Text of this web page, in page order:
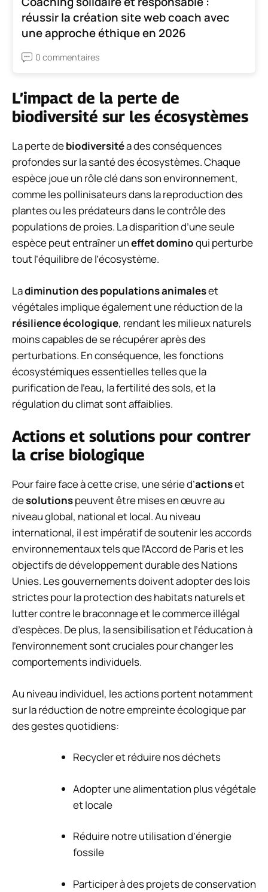
réussir la création site web coach avec
une approche éthique en 2026
0 commentaires
L’impact de la perte de
biodiversité sur les écosystèmes
La perte debiodiversitéa des conséquences
profondes sur la santé des écosystèmes. Chaque
espèce joue un rôle clé dans son environnement,
comme les pollinisateurs dans la reproduction des
plantes ou les prédateurs dans le contrôle des
populations de proies. La disparition d’une seule
espèce peut entraîner uneffet dominoqui perturbe
tout l’équilibre de l’écosystème.
Ladiminution des populations animaleset
végétales implique également une réduction de la
résilience écologique, rendant les milieux naturels
moins capables de se récupérer après des
perturbations. En conséquence, les fonctions
écosystémiques essentielles telles que la
purification de l’eau, la fertilité des sols, et la
régulation du climat sont affaiblies.
Actions et solutions pour contrer
la crise biologique
Pour faire face à cette crise, une série d’actionset
desolutionspeuvent être mises en œuvre au
niveau global, national et local. Au niveau
international, il est impératif de soutenir les accords
environnementaux tels que l’Accord de Paris et les
objectifs de développement durable des Nations
Unies. Les gouvernements doivent adopter des lois
strictes pour la protection des habitats naturels et
lutter contre le braconnage et le commerce illégal
d’espèces. De plus, la sensibilisation et l’éducation à
l’environnement sont cruciales pour changer les
comportements individuels.
Au niveau individuel, les actions portent notamment
sur la réduction de notre empreinte écologique par
des gestes quotidiens:
Recycler et réduire nos déchets
Adopter une alimentation plus végétale
et locale
Réduire notre utilisation d’énergie
fossile
Participer à des projets de conservation